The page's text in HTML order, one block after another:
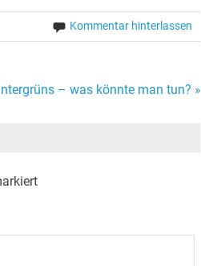
Kommentar hinterlassen
– was könnte man tun? »